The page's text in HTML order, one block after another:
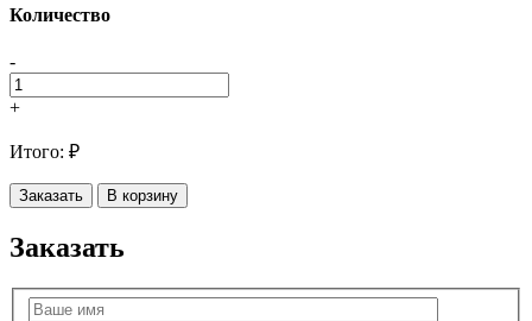
Количество
-
+
Итого: ₽
Заказать В корзину
Заказать